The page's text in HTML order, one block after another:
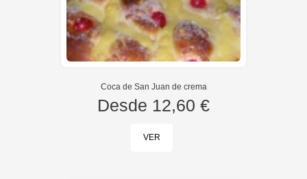
Coca de San Juan de crema
Desde 12,60 €
VER